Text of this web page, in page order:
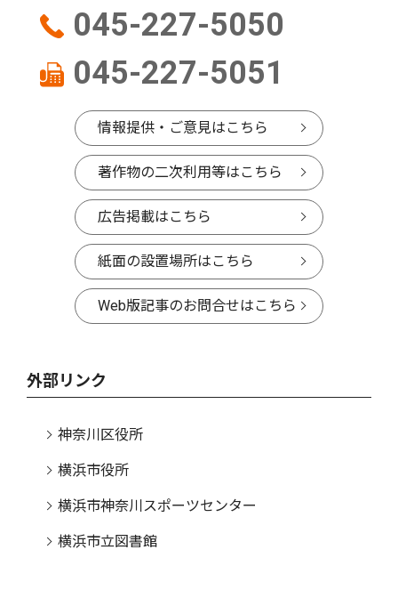
045-227-5050
045-227-5051
情報提供・ご意見はこちら
著作物の二次利用等はこちら
広告掲載はこちら
紙面の設置場所はこちら
Web版記事のお問合せはこちら
外部リンク
神奈川区役所
横浜市役所
横浜市神奈川スポーツセンター
横浜市立図書館